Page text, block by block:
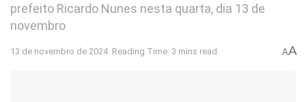
prefeito Ricardo Nunes nesta quarta, dia 13 de
novembro
13 de novembro de 2024 Reading Time: 3 mins read AA